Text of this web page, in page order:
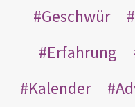
Geschwür
Erfahrung
Kalender